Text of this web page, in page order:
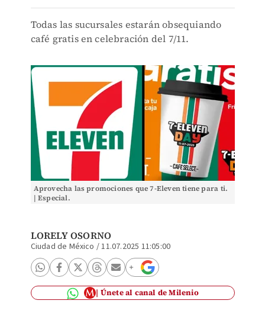
Todas las sucursales estarán obsequiando
café gratis en celebración del 7/11.
Aprovecha las promociones que 7-Eleven tiene para ti.
| Especial.
LORELY OSORNO
Ciudad de México /11.07.2025 11:05:00
Únete al canal de Milenio